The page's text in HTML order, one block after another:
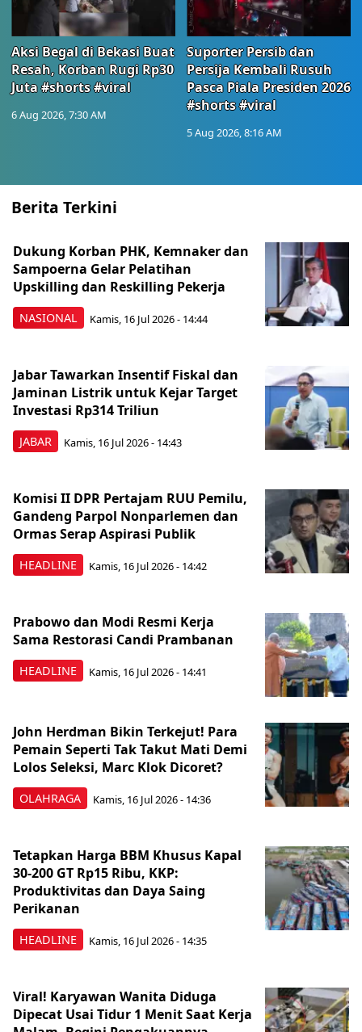
Aksi Begal di Bekasi Buat
Resah, Korban Rugi Rp30
Juta #shorts #viral
6 Aug 2026, 7:30 AM
Suporter Persib dan
Persija Kembali Rusuh
Pasca Piala Presiden 2026
#shorts #viral
5 Aug 2026, 8:16 AM
Berita Terkini
NASIONAL
Dukung Korban PHK, Kemnaker dan
Sampoerna Gelar Pelatihan
Upskilling dan Reskilling Pekerja
Kamis, 16 Jul 2026 - 14:44
JABAR
Jabar Tawarkan Insentif Fiskal dan
Jaminan Listrik untuk Kejar Target
Investasi Rp314 Triliun
Kamis, 16 Jul 2026 - 14:43
HEADLINE
Komisi II DPR Pertajam RUU Pemilu,
Gandeng Parpol Nonparlemen dan
Ormas Serap Aspirasi Publik
Kamis, 16 Jul 2026 - 14:42
HEADLINE
Prabowo dan Modi Resmi Kerja
Sama Restorasi Candi Prambanan
Kamis, 16 Jul 2026 - 14:41
OLAHRAGA
John Herdman Bikin Terkejut! Para
Pemain Seperti Tak Takut Mati Demi
Lolos Seleksi, Marc Klok Dicoret?
Kamis, 16 Jul 2026 - 14:36
HEADLINE
Tetapkan Harga BBM Khusus Kapal
30-200 GT Rp15 Ribu, KKP:
Produktivitas dan Daya Saing
Perikanan
Kamis, 16 Jul 2026 - 14:35
Viral! Karyawan Wanita Diduga
Dipecat Usai Tidur 1 Menit Saat Kerja